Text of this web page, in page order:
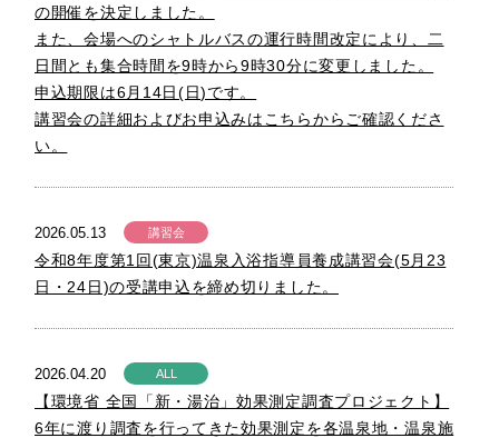
の開催を決定しました。
また、会場へのシャトルバスの運行時間改定により、二
日間とも集合時間を9時から9時30分に変更しました。
申込期限は6月14日(日)です。
講習会の詳細およびお申込みはこちらからご確認くださ
い。
2026.05.13 講習会
令和8年度第1回(東京)温泉入浴指導員養成講習会(5月23
日・24日)の受講申込を締め切りました。
2026.04.20 ALL
【環境省 全国「新・湯治」効果測定調査プロジェクト】
6年に渡り調査を行ってきた効果測定を各温泉地・温泉施